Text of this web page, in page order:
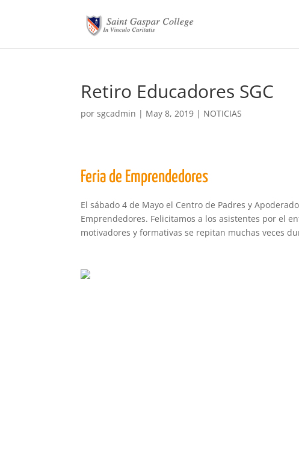
Retiro Educadores SGC
porsgcadmin | May 8, 2019 | NOTICIAS
Feria de Emprendedores
El sábado 4 de Mayo el Centro de Padres y
Emprendedores. Felicitamos a los asistentes por el
motivadores y formativas se repitan muchas veces